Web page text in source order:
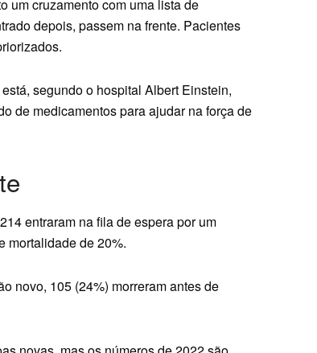
um cruzamento com uma lista de
depois, passem na frente. Pacientes
segundo o hospital Albert Einstein,
de medicamentos para ajudar na força de
entraram na fila de espera por um
mortalidade de 20%.
novo, 105 (24%) morreram antes de